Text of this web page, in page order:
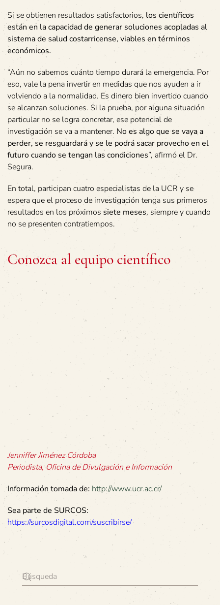
Si se obtienen resultados satisfactorios, los científicos
están en la capacidad de generar soluciones acopladas al
sistema de salud costarricense, viables en términos
económicos.
“Aún no sabemos cuánto tiempo durará la emergencia. Por
eso, vale la pena invertir en medidas que nos ayuden a ir
volviendo a la normalidad. Es dinero bien invertido cuando
se alcanzan soluciones. Si la prueba, por alguna situación
particular no se logra concretar, ese potencial de
investigación se va a mantener. No es algo que se vaya a
perder, se resguardará y se le podrá sacar provecho en el
futuro cuando se tengan las condiciones”, afirmó el Dr.
Segura.
En total, participan cuatro especialistas de la UCR y se
espera que el proceso de investigación tenga sus primeros
resultados en los próximos siete meses, siempre y cuando
no se presenten contratiempos.
Conozca al equipo científico
Él es el Dr. Ismael Segura Ulate, biólogo molecular y
docente de la Facultad de Farmacia e investigador del
Jenniffer Jiménez Córdoba
Periodista, Oficina de Divulgación e Información
Información tomada de: http://www.ucr.ac.cr/
Sea parte de SURCOS:
https://surcosdigital.com/suscribirse/